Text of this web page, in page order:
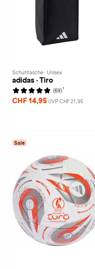
Schuhtasche · Unisex
adidas · Tiro
(69) 1
CHF 14,95 UVP CHF 21,95
Sale